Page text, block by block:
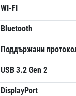
WI-FI
Bluetooth
Поддържани
USB 3.2 Gen 2
DisplayPort